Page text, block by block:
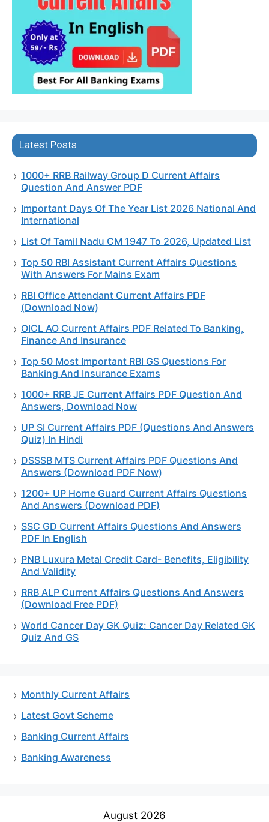
Latest Posts
1000+ RRB Railway Group D Current Affairs
Question And Answer PDF
Important Days Of The Year List 2026 National And
International
List Of Tamil Nadu CM 1947 To 2026, Updated List
Top 50 RBI Assistant Current Affairs Questions
With Answers For Mains Exam
RBI Office Attendant Current Affairs PDF
(Download Now)
OICL AO Current Affairs PDF Related To Banking,
Finance And Insurance
Top 50 Most Important RBI GS Questions For
Banking And Insurance Exams
1000+ RRB JE Current Affairs PDF Question And
Answers, Download Now
UP SI Current Affairs PDF (Questions And Answers
Quiz) In Hindi
DSSSB MTS Current Affairs PDF Questions And
Answers (Download PDF Now)
1200+ UP Home Guard Current Affairs Questions
And Answers (Download PDF)
SSC GD Current Affairs Questions And Answers
PDF In English
PNB Luxura Metal Credit Card- Benefits, Eligibility
And Validity
RRB ALP Current Affairs Questions And Answers
(Download Free PDF)
World Cancer Day GK Quiz: Cancer Day Related GK
Quiz And GS
Monthly Current Affairs
Latest Govt Scheme
Banking Current Affairs
Banking Awareness
August 2026